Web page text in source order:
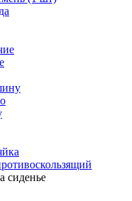
сиденье